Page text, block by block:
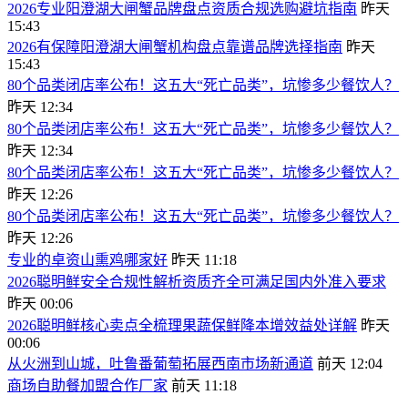
2026专业阳澄湖大闸蟹品牌盘点资质合规选购避坑指南 昨天
15:43
2026有保障阳澄湖大闸蟹机构盘点靠谱品牌选择指南 昨天
15:43
80个品类闭店率公布！这五大“死亡品类”，坑惨多少餐饮人？
昨天 12:34
80个品类闭店率公布！这五大“死亡品类”，坑惨多少餐饮人？
昨天 12:34
80个品类闭店率公布！这五大“死亡品类”，坑惨多少餐饮人？
昨天 12:26
80个品类闭店率公布！这五大“死亡品类”，坑惨多少餐饮人？
昨天 12:26
专业的卓资山熏鸡哪家好 昨天 11:18
2026聪明鲜安全合规性解析资质齐全可满足国内外准入要求
昨天 00:06
2026聪明鲜核心卖点全梳理果蔬保鲜降本增效益处详解 昨天
00:06
从火洲到山城，吐鲁番葡萄拓展西南市场新通道 前天 12:04
商场自助餐加盟合作厂家 前天 11:18